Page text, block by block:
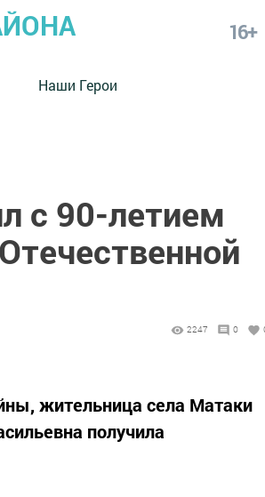
16+
Наши Герои
с 90-летием
2247 0
жительница села Матаки
получила